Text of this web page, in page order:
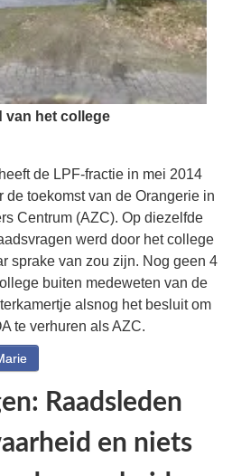
van het college
de LPF-fractie in mei 2014
de toekomst van de Orangerie in
Centrum (AZC). Op diezelfde
werd door het college
sprake van zou zijn. Nog geen 4
buiten medeweten van de
alsnog het besluit om
te verhuren als AZC.
Raadsleden
en niets